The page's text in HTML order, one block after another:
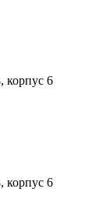
корпус 6
корпус 6